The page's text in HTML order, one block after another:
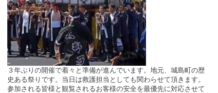
３年ぶりの開催で着々と準備が進んでいます。地元、城島町の歴
史ある祭りです。当日は救護担当としても関わらせて頂きます。
参加される皆様と観覧されるお客様の安全を最優先に対応させて